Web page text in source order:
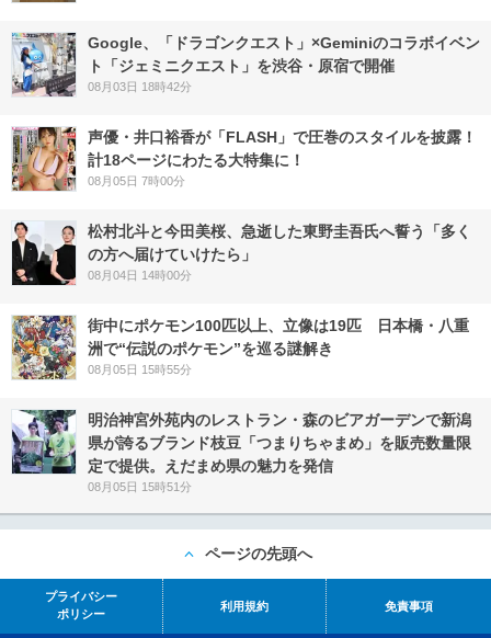
Google、「ドラゴンクエスト」×Geminiのコラボイベン
ト「ジェミニクエスト」を渋谷・原宿で開催
08月03日 18時42分
声優・井口裕香が「FLASH」で圧巻のスタイルを披露！
計18ページにわたる大特集に！
08月05日 7時00分
松村北斗と今田美桜、急逝した東野圭吾氏へ誓う「多く
の方へ届けていけたら」
08月04日 14時00分
街中にポケモン100匹以上、立像は19匹 日本橋・八重
洲で“伝説のポケモン”を巡る謎解き
08月05日 15時55分
明治神宮外苑内のレストラン・森のビアガーデンで新潟
県が誇るブランド枝豆「つまりちゃまめ」を販売数量限
定で提供。えだまめ県の魅力を発信
08月05日 15時51分
ページの先頭へ
プライバシー
ポリシー
利用規約 免責事項